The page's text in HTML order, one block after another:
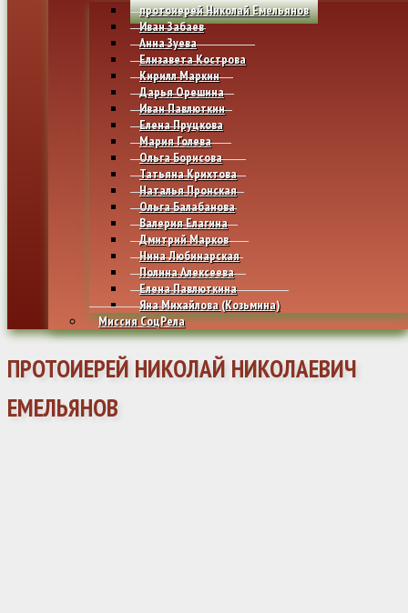
протоиерей Николай Емельянов
Иван Забаев
Анна Зуева
Елизавета Кострова
Кирилл Маркин
Дарья Орешина
Иван Павлюткин
Елена Пруцкова
Мария Голева
Ольга Борисова
Татьяна Крихтова
Наталья Пронская
Ольга Балабанова
Валерия Елагина
Дмитрий Марков
Нина Любинарская
Полина Алексеева
Елена Павлюткина
Яна Михайлова (Козьмина)
Миссия СоцРела
ПРОТОИЕРЕЙ НИКОЛАЙ НИКОЛАЕВИЧ
ЕМЕЛЬЯНОВ